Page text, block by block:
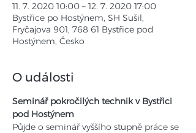
11. 7. 2020 10:00 – 12. 7. 2020 17:00
Bystřice po Hostýnem, SH Sušil,
Fryčajova 901, 768 61 Bystřice pod
Hostýnem, Česko
O události
Seminář pokročilých technik v Bystřici
pod Hostýnem
Půjde o seminář vyššího stupně práce se